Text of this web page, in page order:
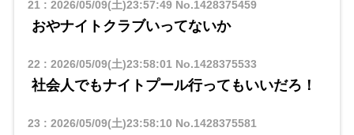
21 : 2026/05/09(土)23:57:49No.1428375459
おやナイトクラブいってないか
22 : 2026/05/09(土)23:58:01 No.1428375533
社会人でもナイトプール行ってもいいだろ！
23 : 2026/05/09(土)23:58:10 No.1428375581